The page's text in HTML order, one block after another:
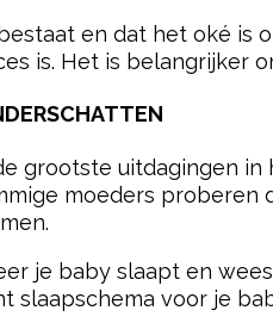
en dat het oké is
is. Het is belangrijker
grootste uitdagingen
moeders
je baby slaapt en
slaapschema voor je